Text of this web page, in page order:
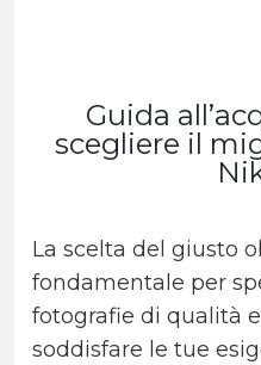
Guida
scegliere il
La scelta del giusto
fondamentale per
fotografie di qualità
soddisfare le tue